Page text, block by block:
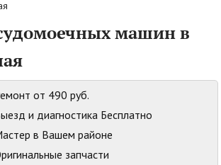
машин в
от 490 руб.
и диагностика Бесплатно
в Вашем районе
запчасти